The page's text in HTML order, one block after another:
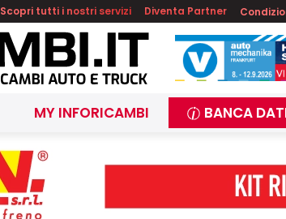
Scopri tutti i nostri servizi Diventa Partner
MY INFORICAMBI BANCA